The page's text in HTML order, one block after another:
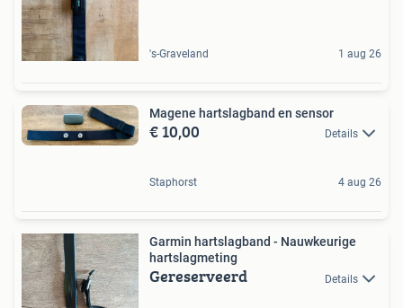
's-Graveland 1 aug 26
Magene hartslagband en sensor
€ 10,00 Details
Staphorst 4 aug 26
Garmin hartslagband - Nauwkeurige
hartslagmeting
Gereserveerd Details